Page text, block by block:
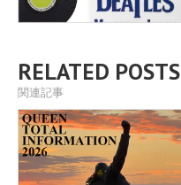
RELATED POSTS
関連記事